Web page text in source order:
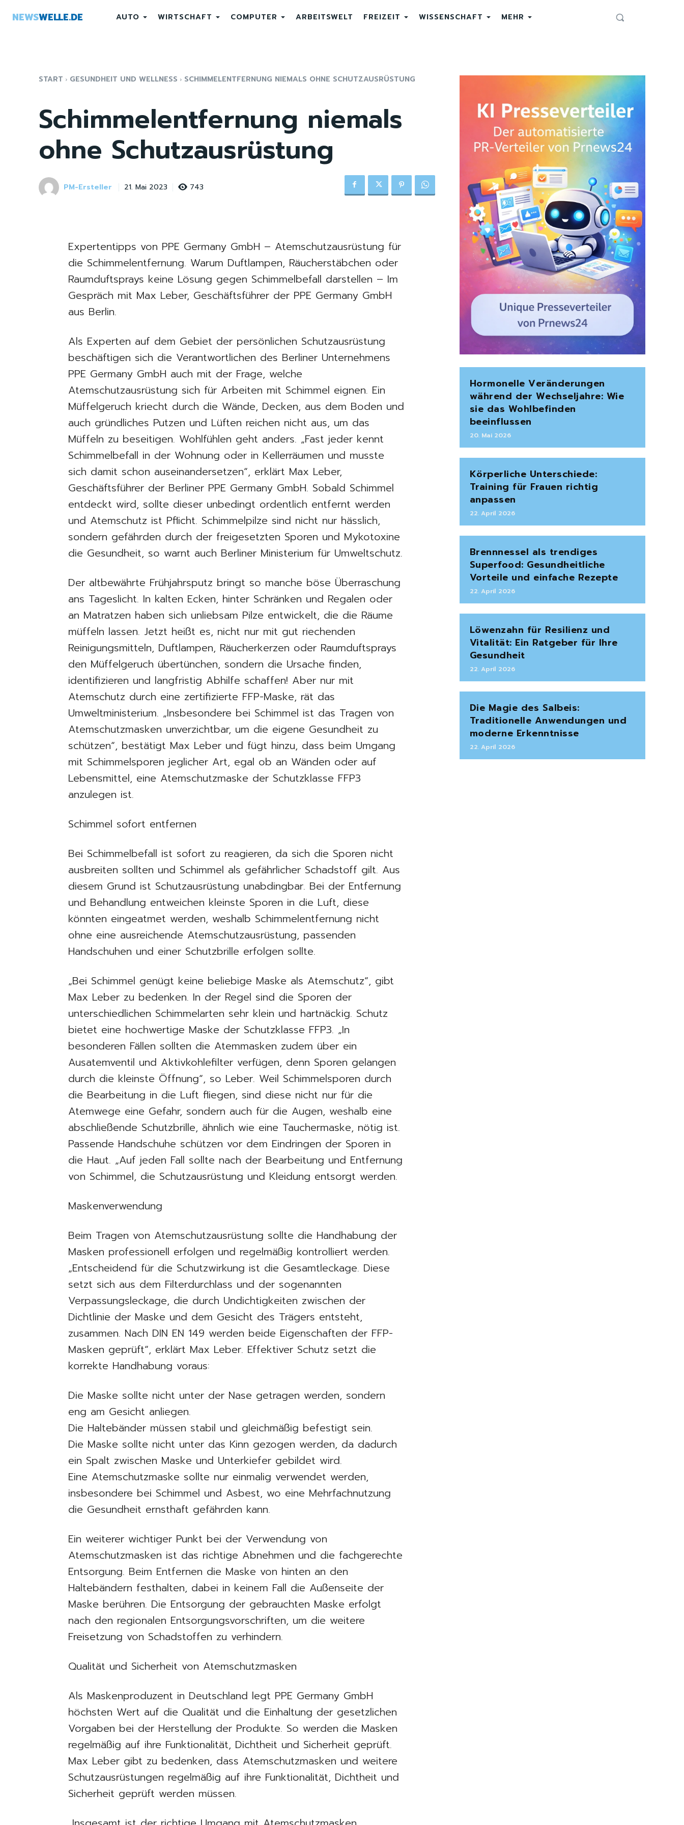
NEWSWELLE.DE AUTO WIRTSCHAFT COMPUTER ARBEITSWELT FREIZEIT WISSENSCHAFT MEHR
START GESUNDHEIT UND WELLNESS SCHIMMELENTFERNUNG NIEMALS OHNE SCHUTZAUSRÜSTUNG
Schimmelentfernung niemals
ohne Schutzausrüstung
PM-Ersteller 21. Mai 2023 743
Expertentipps von PPE Germany GmbH – Atemschutzausrüstung für
die Schimmelentfernung. Warum Duftlampen, Räucherstäbchen oder
Raumduftsprays keine Lösung gegen Schimmelbefall darstellen – Im
Gespräch mit Max Leber, Geschäftsführer der PPE Germany GmbH
aus Berlin.
Als Experten auf dem Gebiet der persönlichen Schutzausrüstung
beschäftigen sich die Verantwortlichen des Berliner Unternehmens
PPE Germany GmbH auch mit der Frage, welche
Atemschutzausrüstung sich für Arbeiten mit Schimmel eignen. Ein
Müffelgeruch kriecht durch die Wände, Decken, aus dem Boden und
auch gründliches Putzen und Lüften reichen nicht aus, um das
Müffeln zu beseitigen. Wohlfühlen geht anders. „Fast jeder kennt
Schimmelbefall in der Wohnung oder in Kellerräumen und musste
sich damit schon auseinandersetzen“, erklärt Max Leber,
Geschäftsführer der Berliner PPE Germany GmbH. Sobald Schimmel
entdeckt wird, sollte dieser unbedingt ordentlich entfernt werden
und Atemschutz ist Pflicht. Schimmelpilze sind nicht nur hässlich,
sondern gefährden durch der freigesetzten Sporen und Mykotoxine
die Gesundheit, so warnt auch Berliner Ministerium für Umweltschutz.
Der altbewährte Frühjahrsputz bringt so manche böse Überraschung
ans Tageslicht. In kalten Ecken, hinter Schränken und Regalen oder
an Matratzen haben sich unliebsam Pilze entwickelt, die die Räume
müffeln lassen. Jetzt heißt es, nicht nur mit gut riechenden
Reinigungsmitteln, Duftlampen, Räucherkerzen oder Raumduftsprays
den Müffelgeruch übertünchen, sondern die Ursache finden,
identifizieren und langfristig Abhilfe schaffen! Aber nur mit
Atemschutz durch eine zertifizierte FFP-Maske, rät das
Umweltministerium. „Insbesondere bei Schimmel ist das Tragen von
Atemschutzmasken unverzichtbar, um die eigene Gesundheit zu
schützen“, bestätigt Max Leber und fügt hinzu, dass beim Umgang
mit Schimmelsporen jeglicher Art, egal ob an Wänden oder auf
Lebensmittel, eine Atemschutzmaske der Schutzklasse FFP3
anzulegen ist.
Schimmel sofort entfernen
Bei Schimmelbefall ist sofort zu reagieren, da sich die Sporen nicht
ausbreiten sollten und Schimmel als gefährlicher Schadstoff gilt. Aus
diesem Grund ist Schutzausrüstung unabdingbar. Bei der Entfernung
und Behandlung entweichen kleinste Sporen in die Luft, diese
könnten eingeatmet werden, weshalb Schimmelentfernung nicht
ohne eine ausreichende Atemschutzausrüstung, passenden
Handschuhen und einer Schutzbrille erfolgen sollte.
„Bei Schimmel genügt keine beliebige Maske als Atemschutz“, gibt
Max Leber zu bedenken. In der Regel sind die Sporen der
unterschiedlichen Schimmelarten sehr klein und hartnäckig. Schutz
bietet eine hochwertige Maske der Schutzklasse FFP3. „In
besonderen Fällen sollten die Atemmasken zudem über ein
Ausatemventil und Aktivkohlefilter verfügen, denn Sporen gelangen
durch die kleinste Öffnung“, so Leber. Weil Schimmelsporen durch
die Bearbeitung in die Luft fliegen, sind diese nicht nur für die
Atemwege eine Gefahr, sondern auch für die Augen, weshalb eine
abschließende Schutzbrille, ähnlich wie eine Tauchermaske, nötig ist.
Passende Handschuhe schützen vor dem Eindringen der Sporen in
die Haut. „Auf jeden Fall sollte nach der Bearbeitung und Entfernung
von Schimmel, die Schutzausrüstung und Kleidung entsorgt werden.
Maskenverwendung
Beim Tragen von Atemschutzausrüstung sollte die Handhabung der
Masken professionell erfolgen und regelmäßig kontrolliert werden.
„Entscheidend für die Schutzwirkung ist die Gesamtleckage. Diese
setzt sich aus dem Filterdurchlass und der sogenannten
Verpassungsleckage, die durch Undichtigkeiten zwischen der
Dichtlinie der Maske und dem Gesicht des Trägers entsteht,
zusammen. Nach DIN EN 149 werden beide Eigenschaften der FFP-
Masken geprüft“, erklärt Max Leber. Effektiver Schutz setzt die
korrekte Handhabung voraus:
Die Maske sollte nicht unter der Nase getragen werden, sondern
eng am Gesicht anliegen.
Die Haltebänder müssen stabil und gleichmäßig befestigt sein.
Die Maske sollte nicht unter das Kinn gezogen werden, da dadurch
ein Spalt zwischen Maske und Unterkiefer gebildet wird.
Eine Atemschutzmaske sollte nur einmalig verwendet werden,
insbesondere bei Schimmel und Asbest, wo eine Mehrfachnutzung
die Gesundheit ernsthaft gefährden kann.
Ein weiterer wichtiger Punkt bei der Verwendung von
Atemschutzmasken ist das richtige Abnehmen und die fachgerechte
Entsorgung. Beim Entfernen die Maske von hinten an den
Haltebändern festhalten, dabei in keinem Fall die Außenseite der
Maske berühren. Die Entsorgung der gebrauchten Maske erfolgt
nach den regionalen Entsorgungsvorschriften, um die weitere
Freisetzung von Schadstoffen zu verhindern.
Qualität und Sicherheit von Atemschutzmasken
Als Maskenproduzent in Deutschland legt PPE Germany GmbH
höchsten Wert auf die Qualität und die Einhaltung der gesetzlichen
Vorgaben bei der Herstellung der Produkte. So werden die Masken
regelmäßig auf ihre Funktionalität, Dichtheit und Sicherheit geprüft.
Max Leber gibt zu bedenken, dass Atemschutzmasken und weitere
Schutzausrüstungen regelmäßig auf ihre Funktionalität, Dichtheit und
Sicherheit geprüft werden müssen.
Hormonelle Veränderungen
während der Wechseljahre: Wie
sie das Wohlbefinden
beeinflussen
20. Mai 2026
Körperliche Unterschiede:
Training für Frauen richtig
anpassen
22. April 2026
Brennnessel als trendiges
Superfood: Gesundheitliche
Vorteile und einfache Rezepte
22. April 2026
Löwenzahn für Resilienz und
Vitalität: Ein Ratgeber für Ihre
Gesundheit
22. April 2026
Die Magie des Salbeis:
Traditionelle Anwendungen und
moderne Erkenntnisse
22. April 2026